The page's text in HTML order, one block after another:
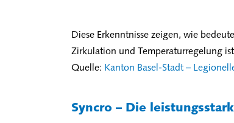
Diese Erkenntnisse zeigen, wie
Zirkulation und Temperaturregelung
Quelle: Kanton Basel-Stadt –
Syncro – Die